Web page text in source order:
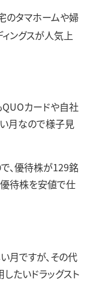
のタマホームや婦
ングスが人気上
カードや自社
月なので様子見
、優待株が129銘
待株を安値で仕
ですが、その代
たいドラッグスト